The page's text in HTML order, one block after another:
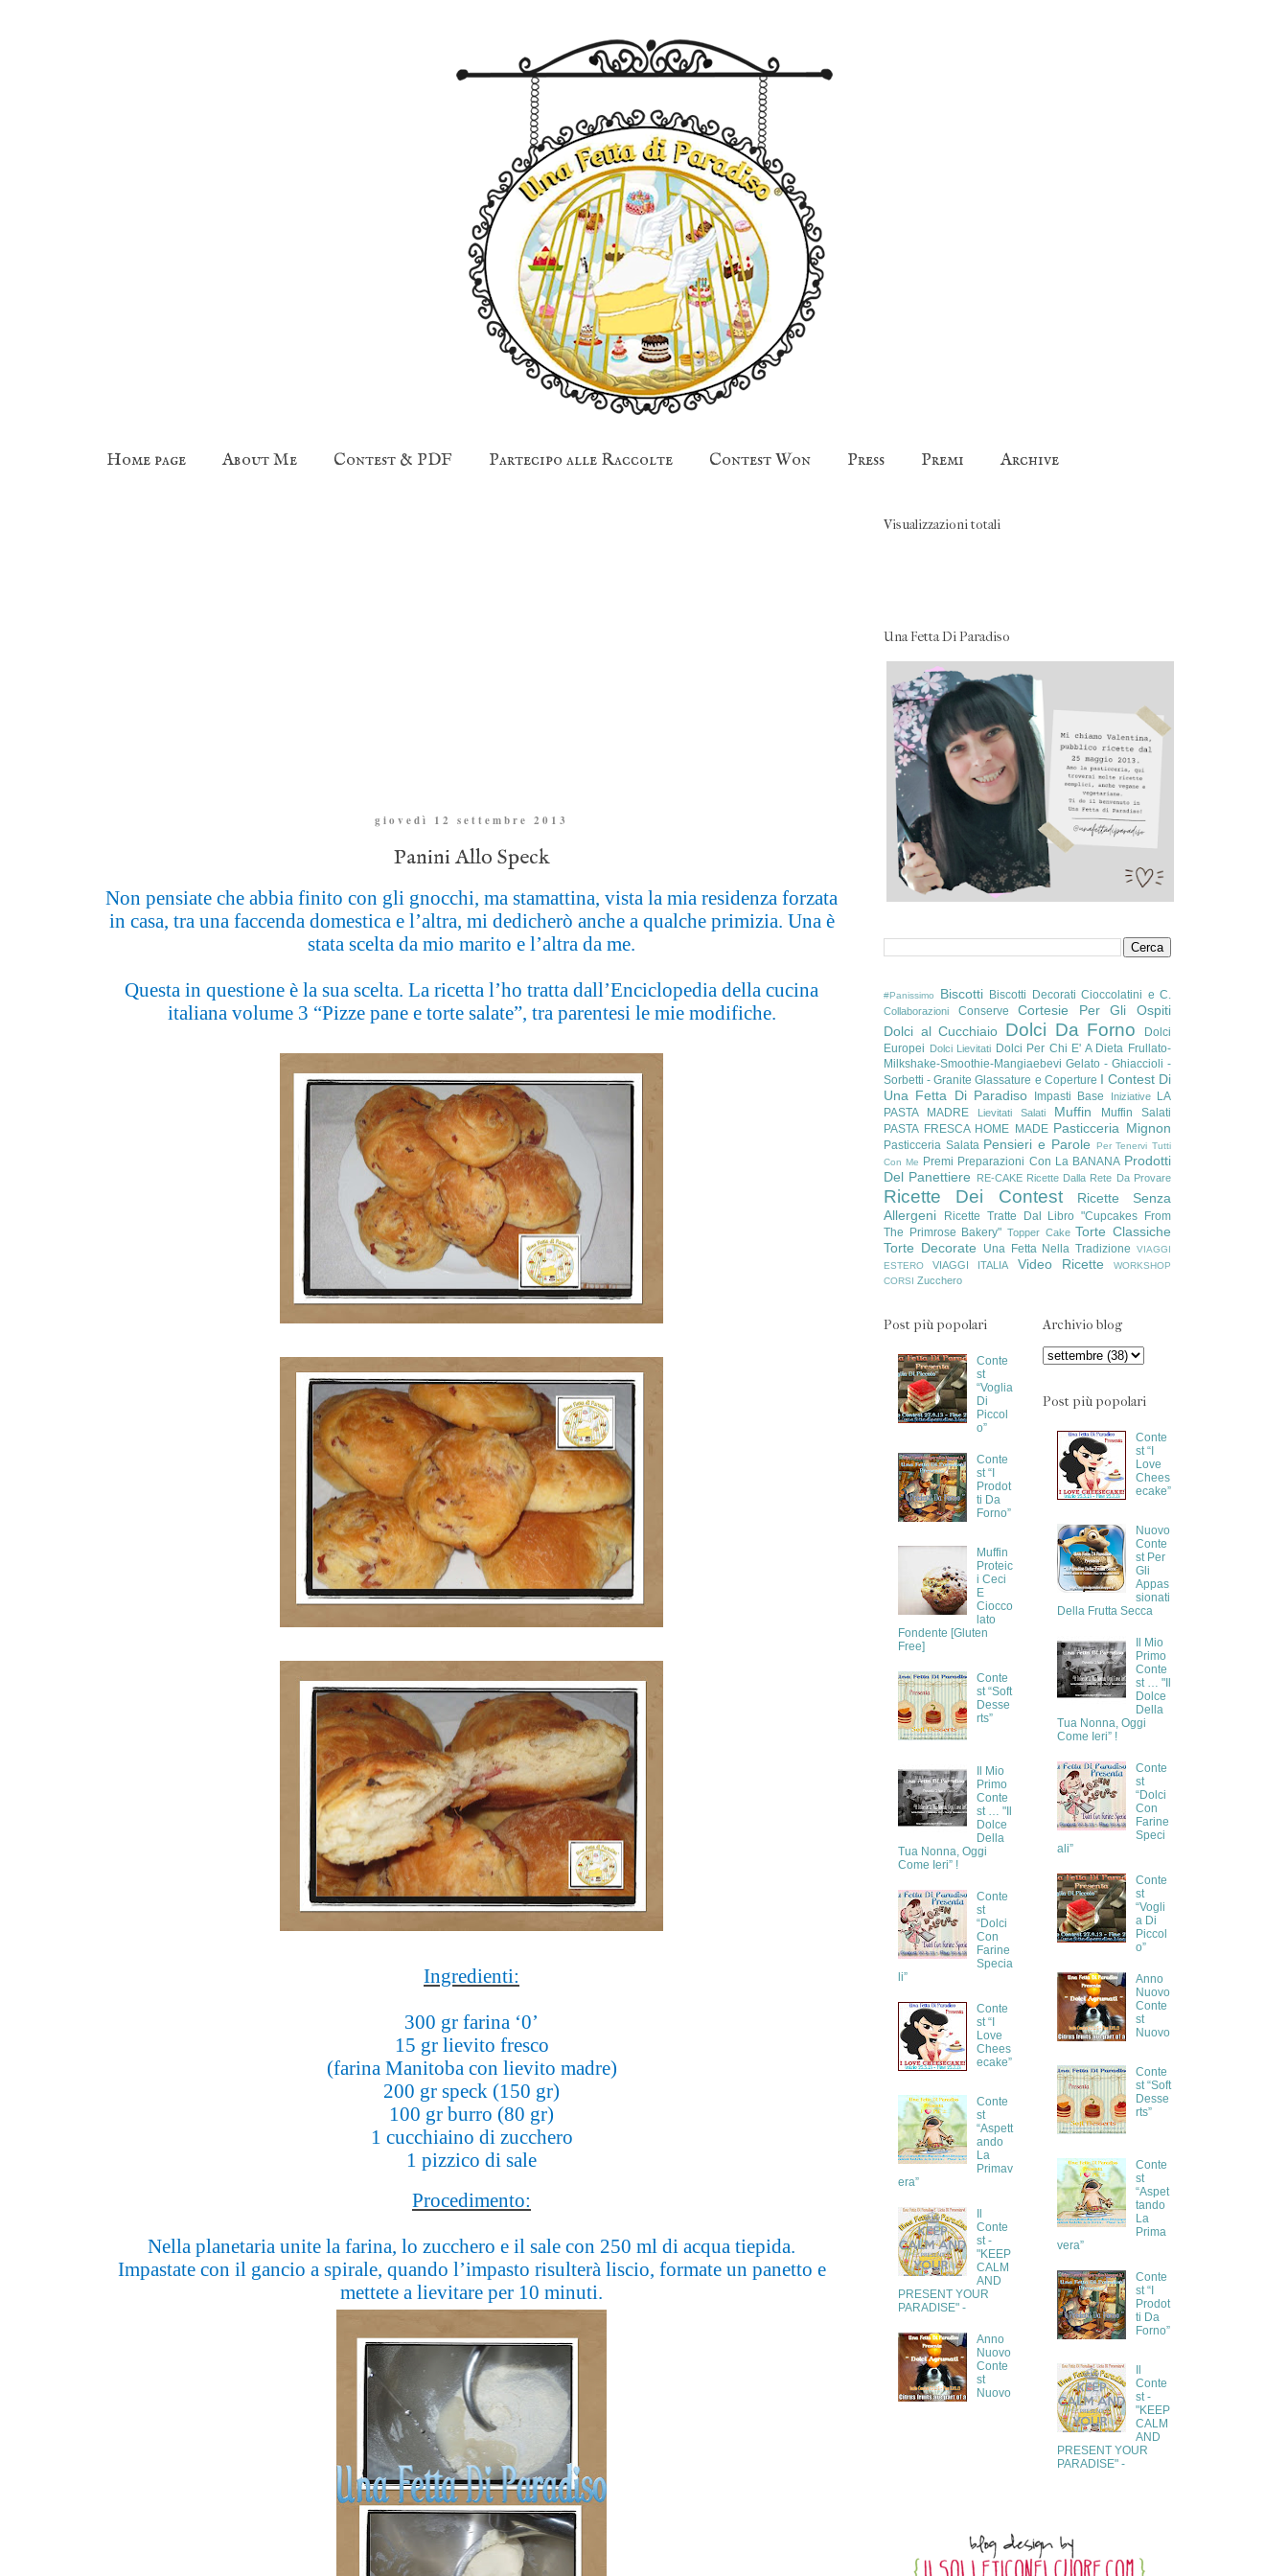
Home page About Me Contest & PDF Partecipo alle Raccolte Contest Won Press Premi Archive
giovedì 12 settembre 2013
Panini Allo Speck
Non pensiate che abbia finito con gli gnocchi, ma stamattina, vista la mia residenza forzata
in casa, tra una faccenda domestica e l’altra, mi dedicherò anche a qualche primizia. Una è
stata scelta da mio marito e l’altra da me.
Questa in questione è la sua scelta. La ricetta l’ho tratta dall’Enciclopedia della cucina
italiana volume 3 “Pizze pane e torte salate”, tra parentesi le mie modifiche.
Ingredienti:
300 gr farina ‘0’
15 gr lievito fresco
(farina Manitoba con lievito madre)
200 gr speck (150 gr)
100 gr burro (80 gr)
1 cucchiaino di zucchero
1 pizzico di sale
Procedimento:
Nella planetaria unite la farina, lo zucchero e il sale con 250 ml di acqua tiepida.
Impastate con il gancio a spirale, quando l’impasto risulterà liscio, formate un panetto e
mettete a lievitare per 10 minuti.
Visualizzazioni totali
Una Fetta Di Paradiso
#Panissimo Biscotti Biscotti Decorati Cioccolatini e C.
Collaborazioni Conserve
Cortesie Per Gli Ospiti
Dolci al Cucchiaio Dolci Da Forno
Dolci
Europei Dolci Lievitati Dolci Per Chi E' A Dieta Frullato-
Milkshake-Smoothie-Mangiaebevi Gelato - Ghiaccioli -
Sorbetti - Granite Glassature e Coperture I Contest Di
Una Fetta Di Paradiso Impasti Base Iniziative
LA
PASTA MADRE
Lievitati Salati Muffin
Muffin Salati
PASTA FRESCA HOME MADE Pasticceria Mignon
Pasticceria Salata Pensieri e Parole
Per Tenervi Tutti
Con Me Premi Preparazioni Con La BANANA Prodotti
Del Panettiere
RE-CAKE Ricette Dalla Rete Da Provare
Ricette Dei Contest
Ricette Senza
Allergeni
Ricette Tratte Dal Libro "Cupcakes From
The Primrose Bakery" Topper Cake Torte Classiche
Torte Decorate
Una Fetta Nella Tradizione
VIAGGI
ESTERO
VIAGGI ITALIA Video Ricette
WORKSHOP
CORSI Zucchero
Post più popolari
Conte
st
“Voglia
Di
Piccol
o”
Conte
st “I
Prodot
ti Da
Forno”
Muffin
Proteic
i Ceci
E
Ciocco
lato
Fondente [Gluten
Free]
Conte
st “Soft
Desse
rts”
Il Mio
Primo
Conte
st … "Il
Dolce
Della
Tua Nonna, Oggi
Come Ieri” !
Conte
st
“Dolci
Con
Farine
Specia
li”
Conte
st “I
Love
Chees
ecake”
Conte
st
“Aspett
ando
La
Primav
era”
Conte
st -
"KEEP
CALM
AND
PRESENT YOUR
PARADISE" -
Anno
Nuovo
Conte
st
Nuovo
Archivio blog
Post più popolari
Conte
st “I
Love
Chees
ecake”
Nuovo
Conte
st Per
Gli
Appas
sionati
Della Frutta Secca
Il Mio
Primo
Conte
st … "Il
Dolce
Della
Tua Nonna, Oggi
Come Ieri” !
Conte
st
“Dolci
Con
Farine
Speci
ali”
Conte
st
“Vogli
a Di
Piccol
o”
Anno
Nuovo
Conte
st
Nuovo
Conte
st “Soft
Desse
rts”
Conte
st
“Aspet
tando
La
Prima
vera”
Conte
st “I
Prodot
ti Da
Forno”
Conte
st -
"KEEP
CALM
AND
PRESENT YOUR
PARADISE" -